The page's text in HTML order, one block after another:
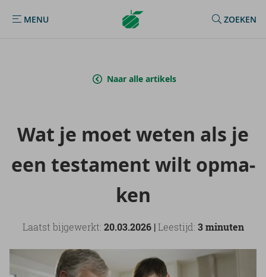
MENU
MENU
Argenta
Homepage
ZOEKEN
Naar alle artikels
Wat je moet weten als je
een tes­ta­ment wilt op­ma­
ken
Laatst bijgewerkt: 20.03.2026 |Leestijd: 3 minuten